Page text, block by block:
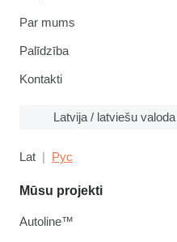
Par mums
Palīdzība
Kontakti
Latvija / latviešu valoda
Lat Рус
Mūsu projekti
Autoline™